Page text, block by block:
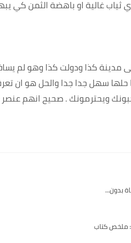
ثياب غالية او باهضة الثمن كي
مدينة كذا ودولت كذا وهو لم
سهل جدا جدا والحل هو ان
ويحترمونك . صحيح انهم
بدون...
: ملخص كتاب